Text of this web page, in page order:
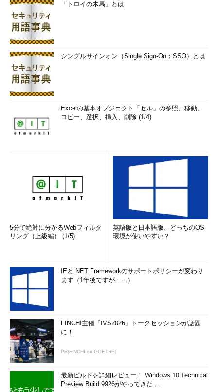
「トロイの木馬」とは
シングルサインオン（Single Sign-On：SSO）とは
Excelの基本オブジェクト「セル」の参照、移動、
コピー、選択、挿入、削除 (1/4)
5分で絶対に分かるWebフィルタ
リング（上級編） (1/5)
英語版と日本語版、どっちのOS
環境が使いやすい？
IEと.NET Frameworkのサポートポリシーが変わり
ます（1年後ですが……）
FINCHI主催「IVS2026」トークセッションが話題
に！
PR(FINCHI on GOETHE)
最新ビルドを詳細レビュー！ Windows 10 Technical
Preview Build 9926がやってきた ...